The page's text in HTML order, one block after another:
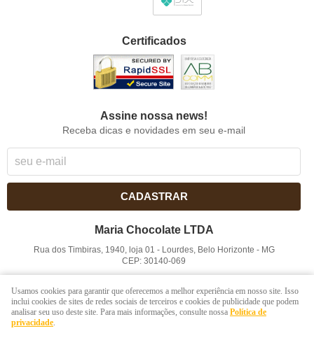
Certificados
Assine nossa news!
Receba dicas e novidades em seu e-mail
CADASTRAR
Maria Chocolate LTDA
Rua dos Timbiras, 1940, loja 01 - Lourdes, Belo Horizonte - MG
CEP: 30140-069
LOJA VIRTUAL CRIADA POR
Usamos cookies para garantir que oferecemos a melhor experiência em nosso site. Isso
inclui cookies de sites de redes sociais de terceiros e cookies de publicidade que podem
analisar seu uso deste site. Para mais informações, consulte nossa Política de
privacidade.